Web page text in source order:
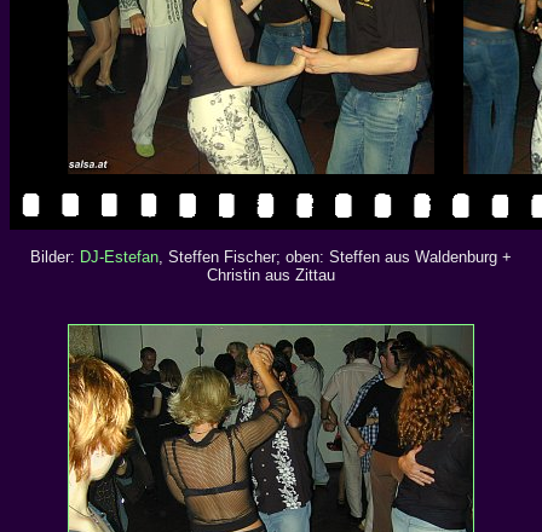
Bilder: DJ-Estefan, Steffen Fischer; oben: Steffen aus Waldenburg +
Christin aus Zittau